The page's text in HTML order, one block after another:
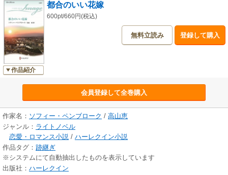
『初恋の残り香』の主人公たちも登場します。
作品紹介
都合のいい花嫁
600pt/660円(税込)
無料立読み 登録して購入
会員登録して全巻購入
作家名： ソフィー・ペンブローク / 高山恵
ジャンル： ライトノベル
恋愛・ロマンス小説 / ハーレクイン小説
作品タグ： 跡継ぎ
※システムにて自動抽出したものを表示しています
出版社： ハーレクイン